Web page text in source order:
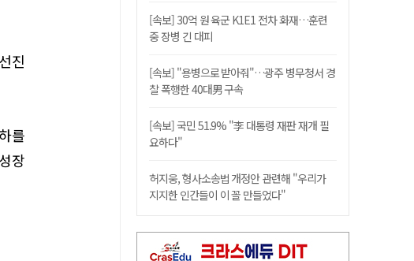
진
를
장
[속보] 30억 원 육군 K1E1 전차 화재…훈련
중 장병 긴 대피
[속보] "용병으로 받아줘"…광주 병무청서 경
찰 폭행한 40대男 구속
[속보] 국민 51.9% "李 대통령 재판 재개 필
요하다"
허지웅, 형사소송법 개정안 관련해 "우리가
지지한 인간들이 이 꼴 만들었다"